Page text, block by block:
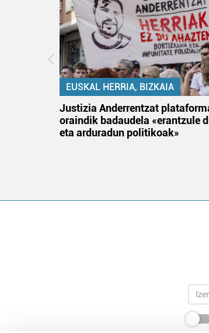
EUSKAL HERRIA, BIZKAIA
Justizia Anderrentzat
oraindik badaudela «erantzule
eta arduradun politikoak»